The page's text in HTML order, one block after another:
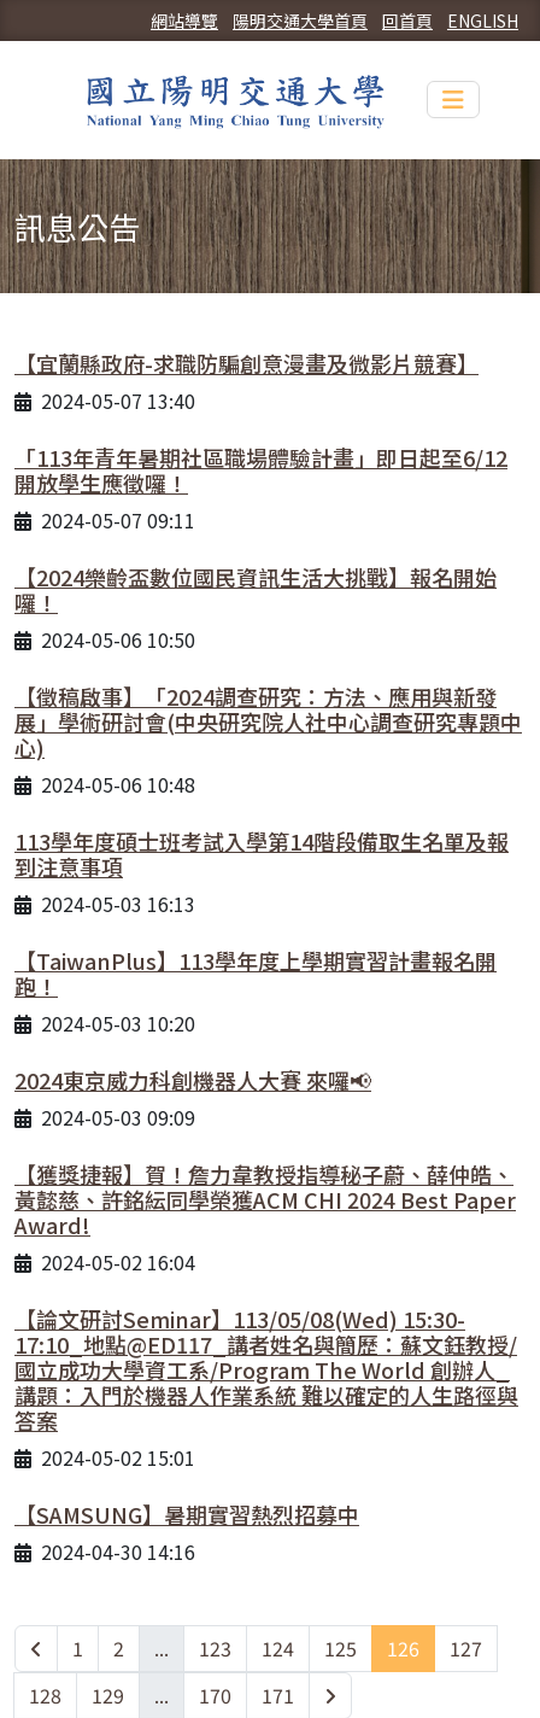
ENGLISH
回首頁
陽明交通大學首頁
網站導覽
Toggle
訊息公告
【宜蘭縣政府-求職防騙創意漫畫及微影片競賽】
2024-05-07 13:40
「113年青年暑期社區職場體驗計畫」即日起至6/12
開放學生應徵囉！
2024-05-07 09:11
【2024樂齡盃數位國民資訊生活大挑戰】報名開始
囉！
2024-05-06 10:50
【徵稿啟事】「2024調查研究：方法、應用與新發
展」學術研討會(中央研究院人社中心調查研究專題中
心)
2024-05-06 10:48
113學年度碩士班考試入學第14階段備取生名單及報
到注意事項
2024-05-03 16:13
【TaiwanPlus】113學年度上學期實習計畫報名開
跑！
2024-05-03 10:20
2024東京威力科創機器人大賽 來囉📢
2024-05-03 09:09
【獲獎捷報】賀！詹力韋教授指導秘子蔚、薛仲皓、
黃懿慈、許銘紜同學榮獲ACM CHI 2024 Best Paper
Award!
2024-05-02 16:04
【論文研討Seminar】113/05/08(Wed) 15:30-
17:10_地點@ED117_講者姓名與簡歷：蘇文鈺教授/
國立成功大學資工系/Program The World 創辦人_
講題：入門於機器人作業系統 難以確定的人生路徑與
答案
2024-05-02 15:01
【SAMSUNG】暑期實習熱烈招募中
2024-04-30 14:16
1 2 ... 123 124 125 126
127
128
129 ... 170 171